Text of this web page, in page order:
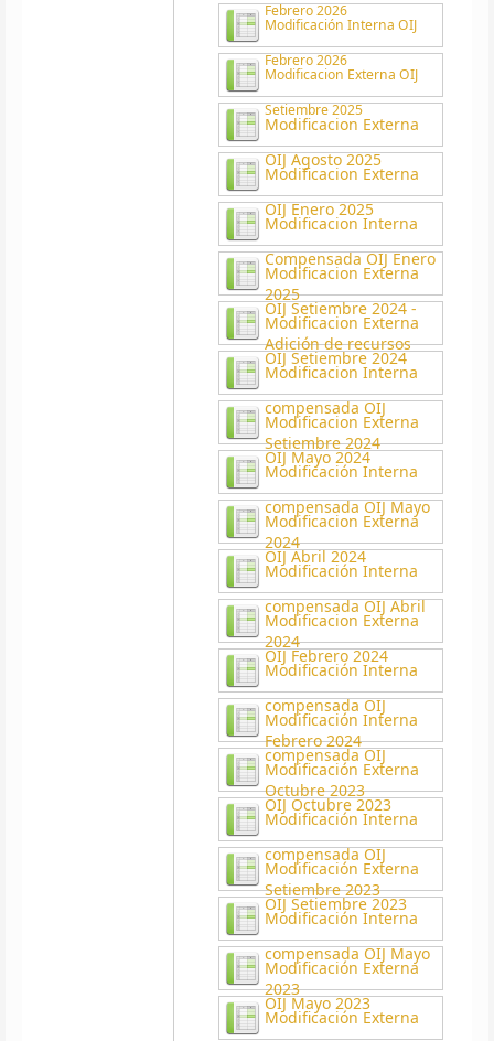
Febrero 2026
Modificación Interna OIJ
Febrero 2026
Modificacion Externa OIJ
Setiembre 2025
Modificacion Externa
OIJ Agosto 2025
Modificacion Externa
OIJ Enero 2025
Modificacion Interna
Compensada OIJ Enero
2025
Modificacion Externa
OIJ Setiembre 2024 -
Adición de recursos
Modificacion Externa
OIJ Setiembre 2024
Modificacion Interna
compensada OIJ
Setiembre 2024
Modificacion Externa
OIJ Mayo 2024
Modificación Interna
compensada OIJ Mayo
2024
Modificacion Externa
OIJ Abril 2024
Modificación Interna
compensada OIJ Abril
2024
Modificacion Externa
OIJ Febrero 2024
Modificación Interna
compensada OIJ
Febrero 2024
Modificación Interna
compensada OIJ
Octubre 2023
Modificación Externa
OIJ Octubre 2023
Modificación Interna
compensada OIJ
Setiembre 2023
Modificación Externa
OIJ Setiembre 2023
Modificación Interna
compensada OIJ Mayo
2023
Modificación Externa
OIJ Mayo 2023
Modificación Externa